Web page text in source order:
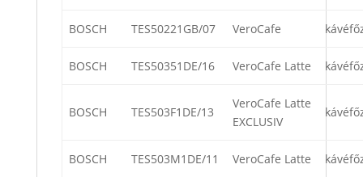
BOSCH TES50221GB/07 VeroCafe
BOSCH TES50351DE/16 VeroCafe Latte
BOSCH TES503F1DE/13
VeroCafe Latte
EXCLUSIV
BOSCH TES503M1DE/11 VeroCafe Latte